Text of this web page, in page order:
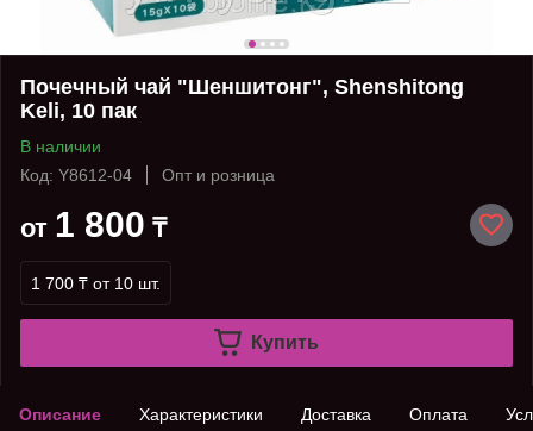
Почечный чай "Шеншитонг", Shenshitong
Keli, 10 пак
В наличии
Код: Y8612-04
Опт и розница
от 1 800 ₸
1 700 ₸ от 10 шт.
Купить
Описание Характеристики Доставка Оплата